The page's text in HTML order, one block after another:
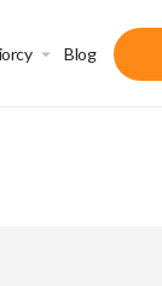
Blog